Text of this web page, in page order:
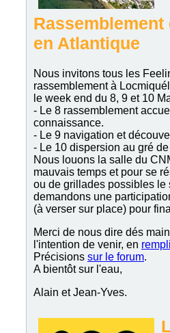
Rassemblement
en Atlantique
Nous invitons tous les
rassemblement à
le week end du 8, 9 et 10
- Le 8 rassemblement
connaissance.
- Le 9 navigation et
- Le 10 dispersion au gré
Nous louons la salle du
mauvais temps et pour se
ou de grillades possibles le
demandons une
(à verser sur place) pour
Merci de nous dire dés
l'intention de venir, en
Précisions sur le forum.
A bientôt sur l'eau,
Alain et Jean-Yves.